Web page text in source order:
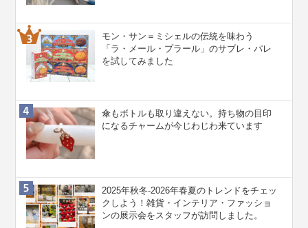
モン・サン＝ミシェルの伝統を味わう
「ラ・メール・プラール」のサブレ・パレ
を試してみました
傘もボトルも取り違えない。持ち物の目印
になるチャームが今じわじわ来ています
2025年秋冬-2026年春夏のトレンドをチェッ
クしよう！雑貨・インテリア・ファッショ
ンの展示会をスタッフが訪問しました。